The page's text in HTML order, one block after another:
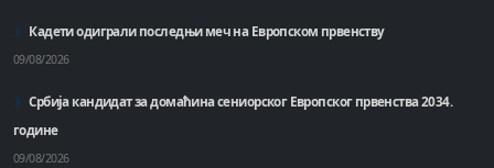
Кадети одиграли последњи меч на Европском првенству
09/08/2026
Србија кандидат за домаћинa сениорског Европског првенства 2034.
године
09/08/2026